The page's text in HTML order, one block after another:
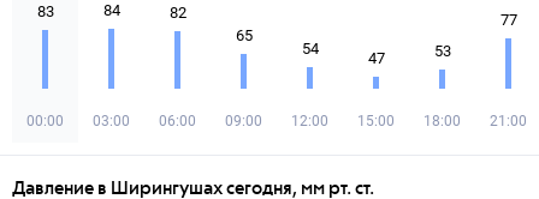
83
00:00
84
03:00
82
06:00
65
09:00
54
12:00
47
15:00
53
18:00
77
21:00
Давление в Ширингушах сегодня, мм рт. ст.